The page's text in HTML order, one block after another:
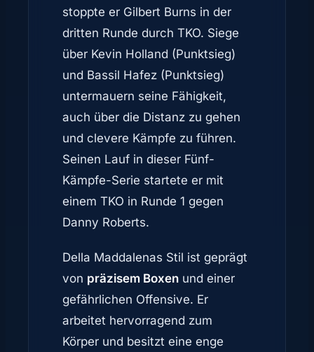
stoppte er Gilbert Burns in der
dritten Runde durch TKO. Siege
über Kevin Holland (Punktsieg)
und Bassil Hafez (Punktsieg)
untermauern seine Fähigkeit,
auch über die Distanz zu gehen
und clevere Kämpfe zu führen.
Seinen Lauf in dieser Fünf-
Kämpfe-Serie startete er mit
einem TKO in Runde 1 gegen
Danny Roberts.
Della Maddalenas Stil ist geprägt
von präzisem Boxen und einer
gefährlichen Offensive. Er
arbeitet hervorragend zum
Körper und besitzt eine enge